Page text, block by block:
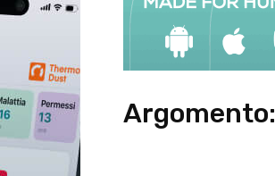
Argomento: